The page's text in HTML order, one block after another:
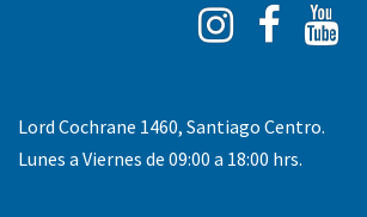
Instagram
Facebook
Tube
Lord Cochrane 1460, Santiago Centro.
Lunes a Viernes de 09:00 a 18:00 hrs.